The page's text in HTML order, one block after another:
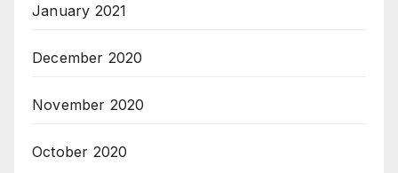
January 2021
December 2020
November 2020
October 2020